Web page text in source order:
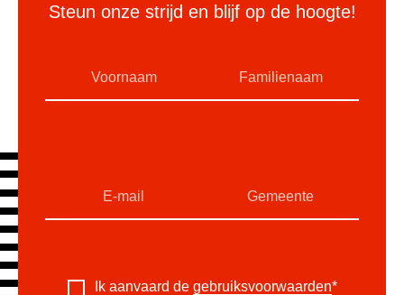
Steun onze strijd en blijf op de hoogte!
Ik aanvaard de gebruiksvoorwaarden*